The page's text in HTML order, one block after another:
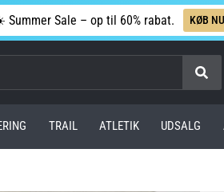
Summer Sale – op til 60% rabat. KØB NU
TRAIL ATLETIK UDSALG